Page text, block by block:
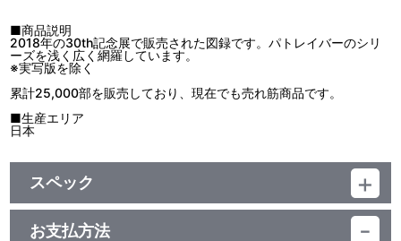
■商品説明
2018年の30th記念展で販売された図録です。パトレイバーのシリ
ーズを浅く広く網羅しています。
※実写版を除く
累計25,000部を販売しており、現在でも売れ筋商品です。
■生産エリア
日本
スペック
品番：BCTJ-5591
お支払方法